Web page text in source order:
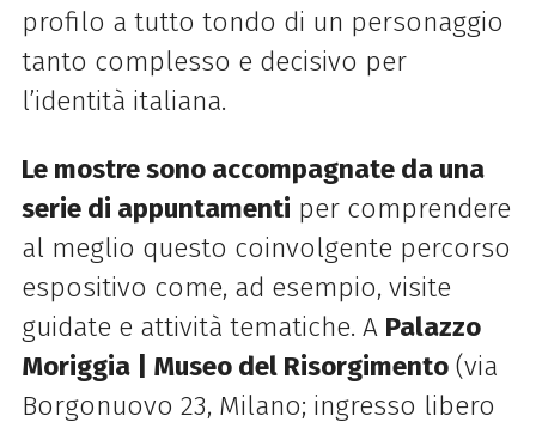
profilo a tutto tondo di un personaggio
tanto complesso e decisivo per
l’identità italiana.
Le mostre sono accompagnate da una
serie di appuntamenti per comprendere
al meglio questo coinvolgente percorso
espositivo come, ad esempio, visite
guidate e attività tematiche. A Palazzo
Moriggia | Museo del Risorgimento(via
Borgonuovo 23, Milano; ingresso libero